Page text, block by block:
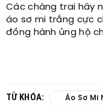
Các chàng trai hãy
áo sơ mi trắng cực
đồng hành ủng hộ
TỪ KHÓA: Áo Sơ Mi